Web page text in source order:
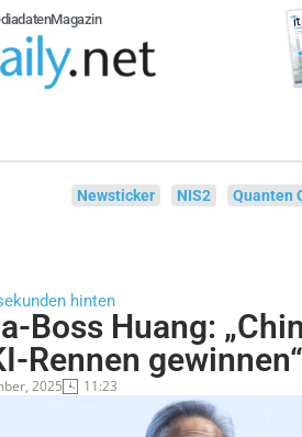
Magazin
Newsticker NIS2 Quanten
hinten
Boss Huang:
Rennen gewinnen“
2025 11:23